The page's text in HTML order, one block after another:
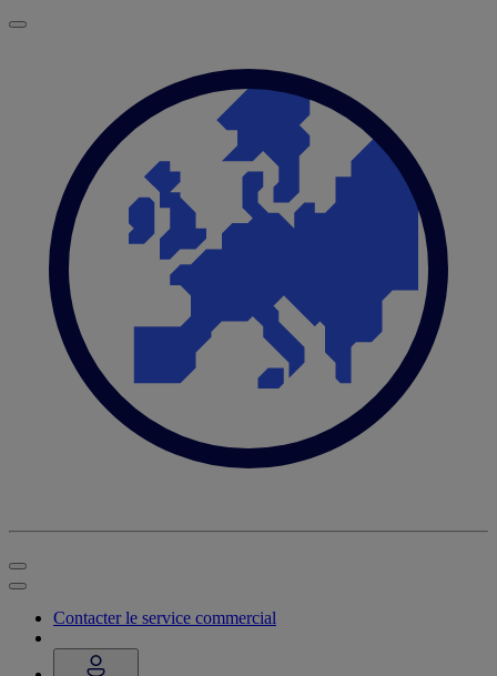
Contacter le service commercial